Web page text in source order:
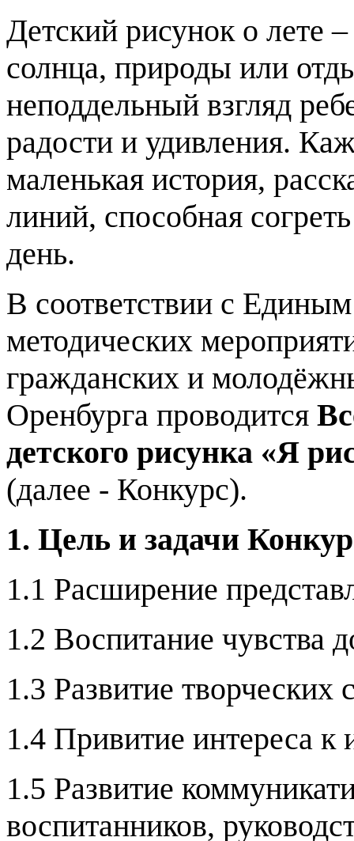
Детский рисунок о лете
солнца, природы или
неподдельный взгляд
радости и удивления.
маленькая история,
линий, способная
день.
В соответствии с
методических
гражданских и
Оренбурга проводится
детского рисунка «Я
(далее - Конкурс).
1. Цель и задачи
1.1 Расширение
1.2 Воспитание чувства
1.3 Развитие
1.4 Привитие интереса к
1.5 Развитие
воспитанников,